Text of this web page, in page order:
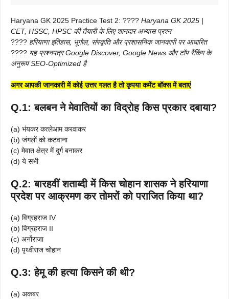
Haryana GK 2025 Practice Test 2: ???? Haryana GK 2025 |
CET, HSSC, HPSC की तैयारी के लिए शानदार अभ्यास प्रश्न
???? हरियाणा इतिहास, भूगोल, संस्कृति और प्रशासनिक जानकारी पर आधारित
???? यह प्रश्नपत्र Google Discover, Google News और टॉप रैंकिंग के
अनुरूप SEO-Optimized है
अगर आपकी जानकारी में कोई उत्तर गलत है तो कृपया कमेंट बॉक्स में बताएं
Q.1: बलबन ने मेवातियों का विद्रोह किस प्रकार दबाया?
(a) भंयकर कत्लेआम करवाकर
(b) जंगलों को कटवाना
(c) मेवात क्षेत्र में दुर्ग बनाकर
(d) ये सभी
Q.2: बारहवीं शताब्दी में किस चोहान शासक ने हरियाणा
प्रदेश पर आक्रमण कर तोमरों को पराजित किया था?
(a) विग्रहराज IV
(b) विग्रहराज II
(c) अर्नोराजा
(d) पृथ्वीराज चोहान
Q.3: हेमू की हत्या किसने की थी?
(a) अकबर